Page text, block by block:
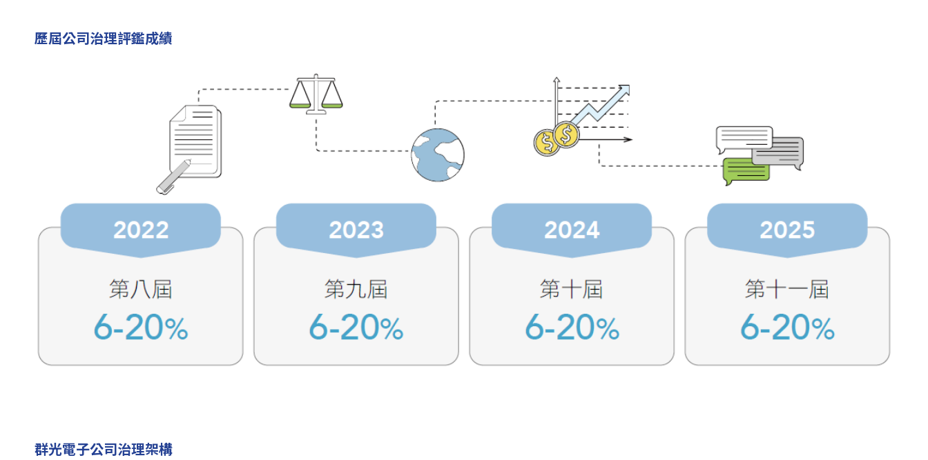
歷屆公司治理評鑑成績
群光電子公司治理架構